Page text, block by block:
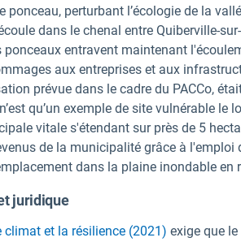
ponceau, perturbant l’écologie de la
dans le chenal entre Quiberville-
ponceaux entravent maintenant
aux entreprises et aux
prévue dans le cadre du PACCo,
qu’un exemple de site vulnérable
vitale s'étendant sur près de 5
de la municipalité grâce à
dans la plaine inondable en
juridique
climat et la résilience (2021) exige que